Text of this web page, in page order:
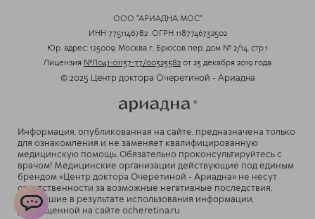
ООО "АРИАДНА МОС"
ИНН 7751146782 ОГРН 1187746732502
Юр. адрес: 125009, Москва г, Брюсов пер, дом № 2/14, стр.1
Лицензия №Л041-01137-77/00323582 от 23 декабря 2019 года
© 2025 Центр доктора Очеретиной - Ариадна
Информация, опубликованная на сайте, предназначена только
для ознакомления и не заменяет квалифицированную
медицинскую помощь. Обязательно проконсультируйтесь с
врачом! Медицинские организации действующие под единым
брендом «Центр доктора Очеретиной - Ариадна» не несут
ответственности за возможные негативные последствия,
возникшие в результате использования информации,
размещенной на сайте ocheretina.ru